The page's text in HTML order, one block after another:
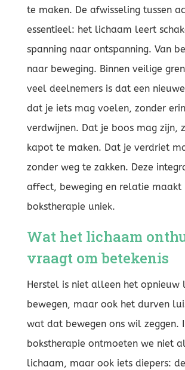
te maken. De afwisseling tussen
essentieel: het lichaam leert
spanning naar ontspanning. Van
naar beweging. Binnen veilige
veel deelnemers is dat een
dat je iets mag voelen, zonder
verdwijnen. Dat je boos mag zijn,
kapot te maken. Dat je verdriet
zonder weg te zakken. Deze
affect, beweging en relatie maakt
bokstherapie uniek.
Wat het lichaam
vraagt om betekenis
Herstel is niet alleen het opnieuw
bewegen, maar ook het durven
wat dat bewegen ons wil zeggen.
bokstherapie ontmoeten we niet
lichaam, maar ook iets diepers: